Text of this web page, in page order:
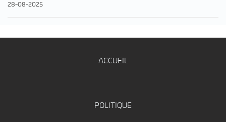
28-08-2025
ACCUEIL
POLITIQUE